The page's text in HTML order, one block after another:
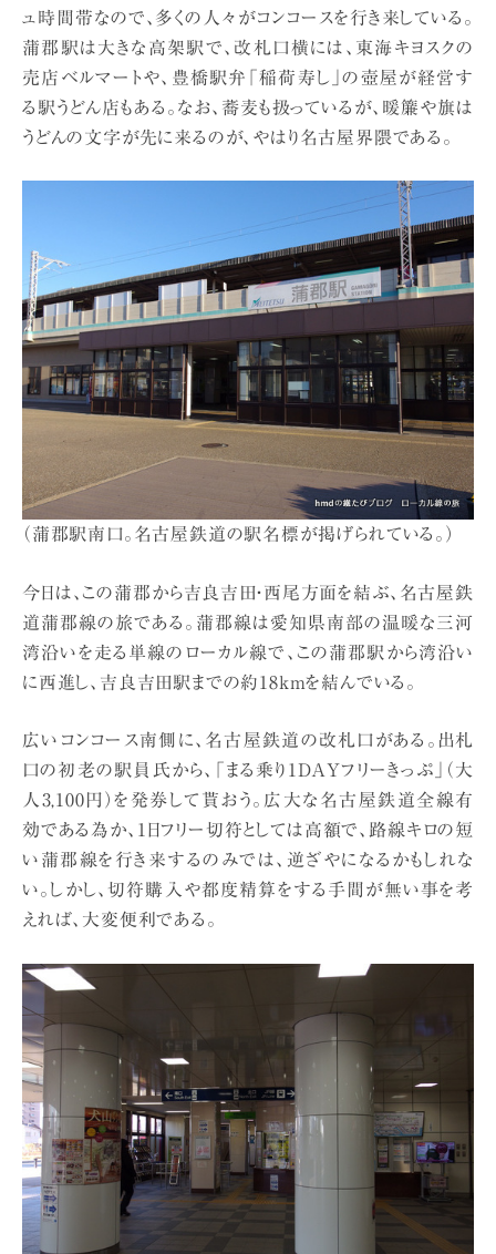
ュ時間帯なので、多くの人々がコンコースを行き来している。
蒲郡駅は大きな高架駅で、改札口横には、東海キヨスクの
売店ベルマートや、豊橋駅弁「稲荷寿し」の壺屋が経営す
る駅うどん店もある。なお、蕎麦も扱っているが、暖簾や旗は
うどんの文字が先に来るのが、やはり名古屋界隈である。
（蒲郡駅南口。名古屋鉄道の駅名標が掲げられている。）
今日は、この蒲郡から吉良吉田・西尾方面を結ぶ、名古屋鉄
道蒲郡線の旅である。蒲郡線は愛知県南部の温暖な三河
湾沿いを走る単線のローカル線で、この蒲郡駅から湾沿い
に西進し、吉良吉田駅までの約18kmを結んでいる。
広いコンコース南側に、名古屋鉄道の改札口がある。出札
口の初老の駅員氏から、「まる乗り1DAYフリーきっぷ」（大
人3,100円）を発券して貰おう。広大な名古屋鉄道全線有
効である為か、1日フリー切符としては高額で、路線キロの短
い蒲郡線を行き来するのみでは、逆ざやになるかもしれな
い。しかし、切符購入や都度精算をする手間が無い事を考
えれば、大変便利である。